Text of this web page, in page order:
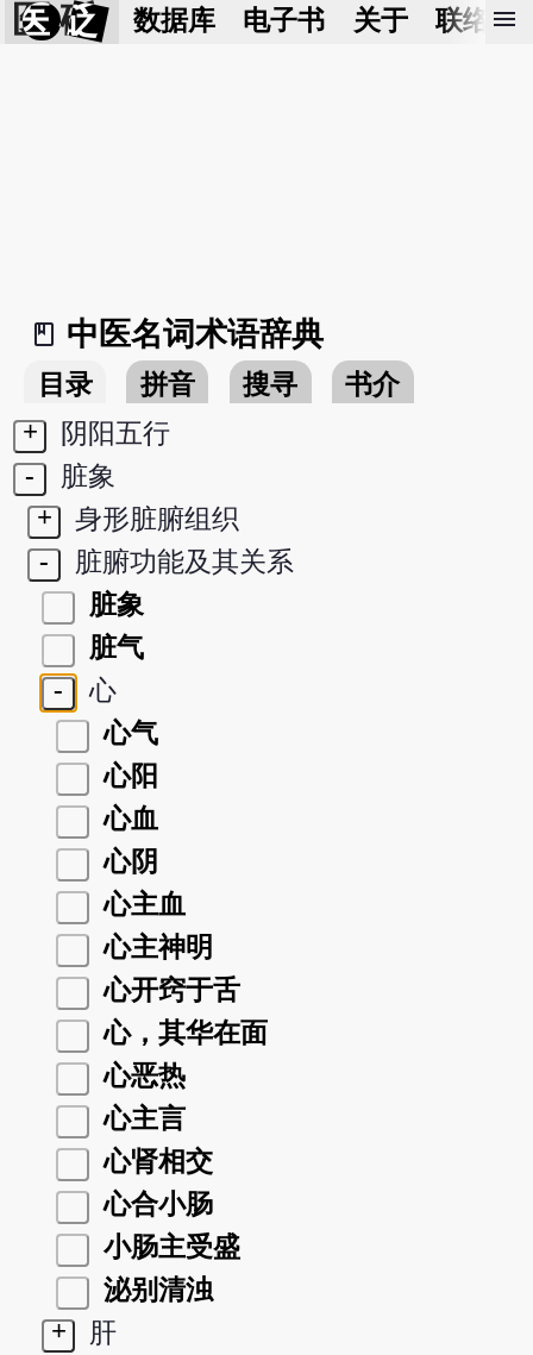
医 砭 数据库 电子书 关于 联络我
menu
book_2
中医名词术语辞典
目录 拼音 搜寻
书介
+
阴阳五行
-
脏象
+
身形脏腑组织
-
脏腑功能及其关系
脏象
脏气
-
心
心气
心阳
心血
心阴
心主血
心主神明
心开窍于舌
心，其华在面
心恶热
心主言
心肾相交
心合小肠
小肠主受盛
泌别清浊
+
肝